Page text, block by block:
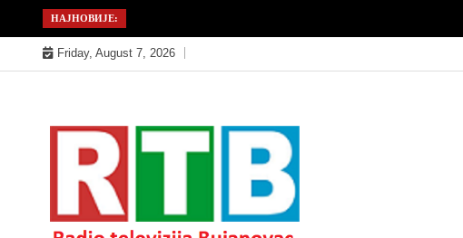
to
content
НАЈНОВИЈЕ:
Friday, August 7, 2026